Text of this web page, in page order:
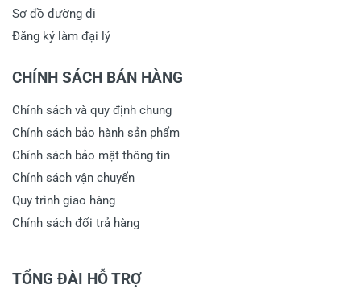
Sơ đồ đường đi
Đăng ký làm đại lý
CHÍNH SÁCH BÁN HÀNG
Chính sách và quy định chung
Chính sách bảo hành sản phẩm
Chính sách bảo mật thông tin
Chính sách vận chuyển
Quy trình giao hàng
Chính sách đổi trả hàng
TỔNG ĐÀI HỖ TRỢ